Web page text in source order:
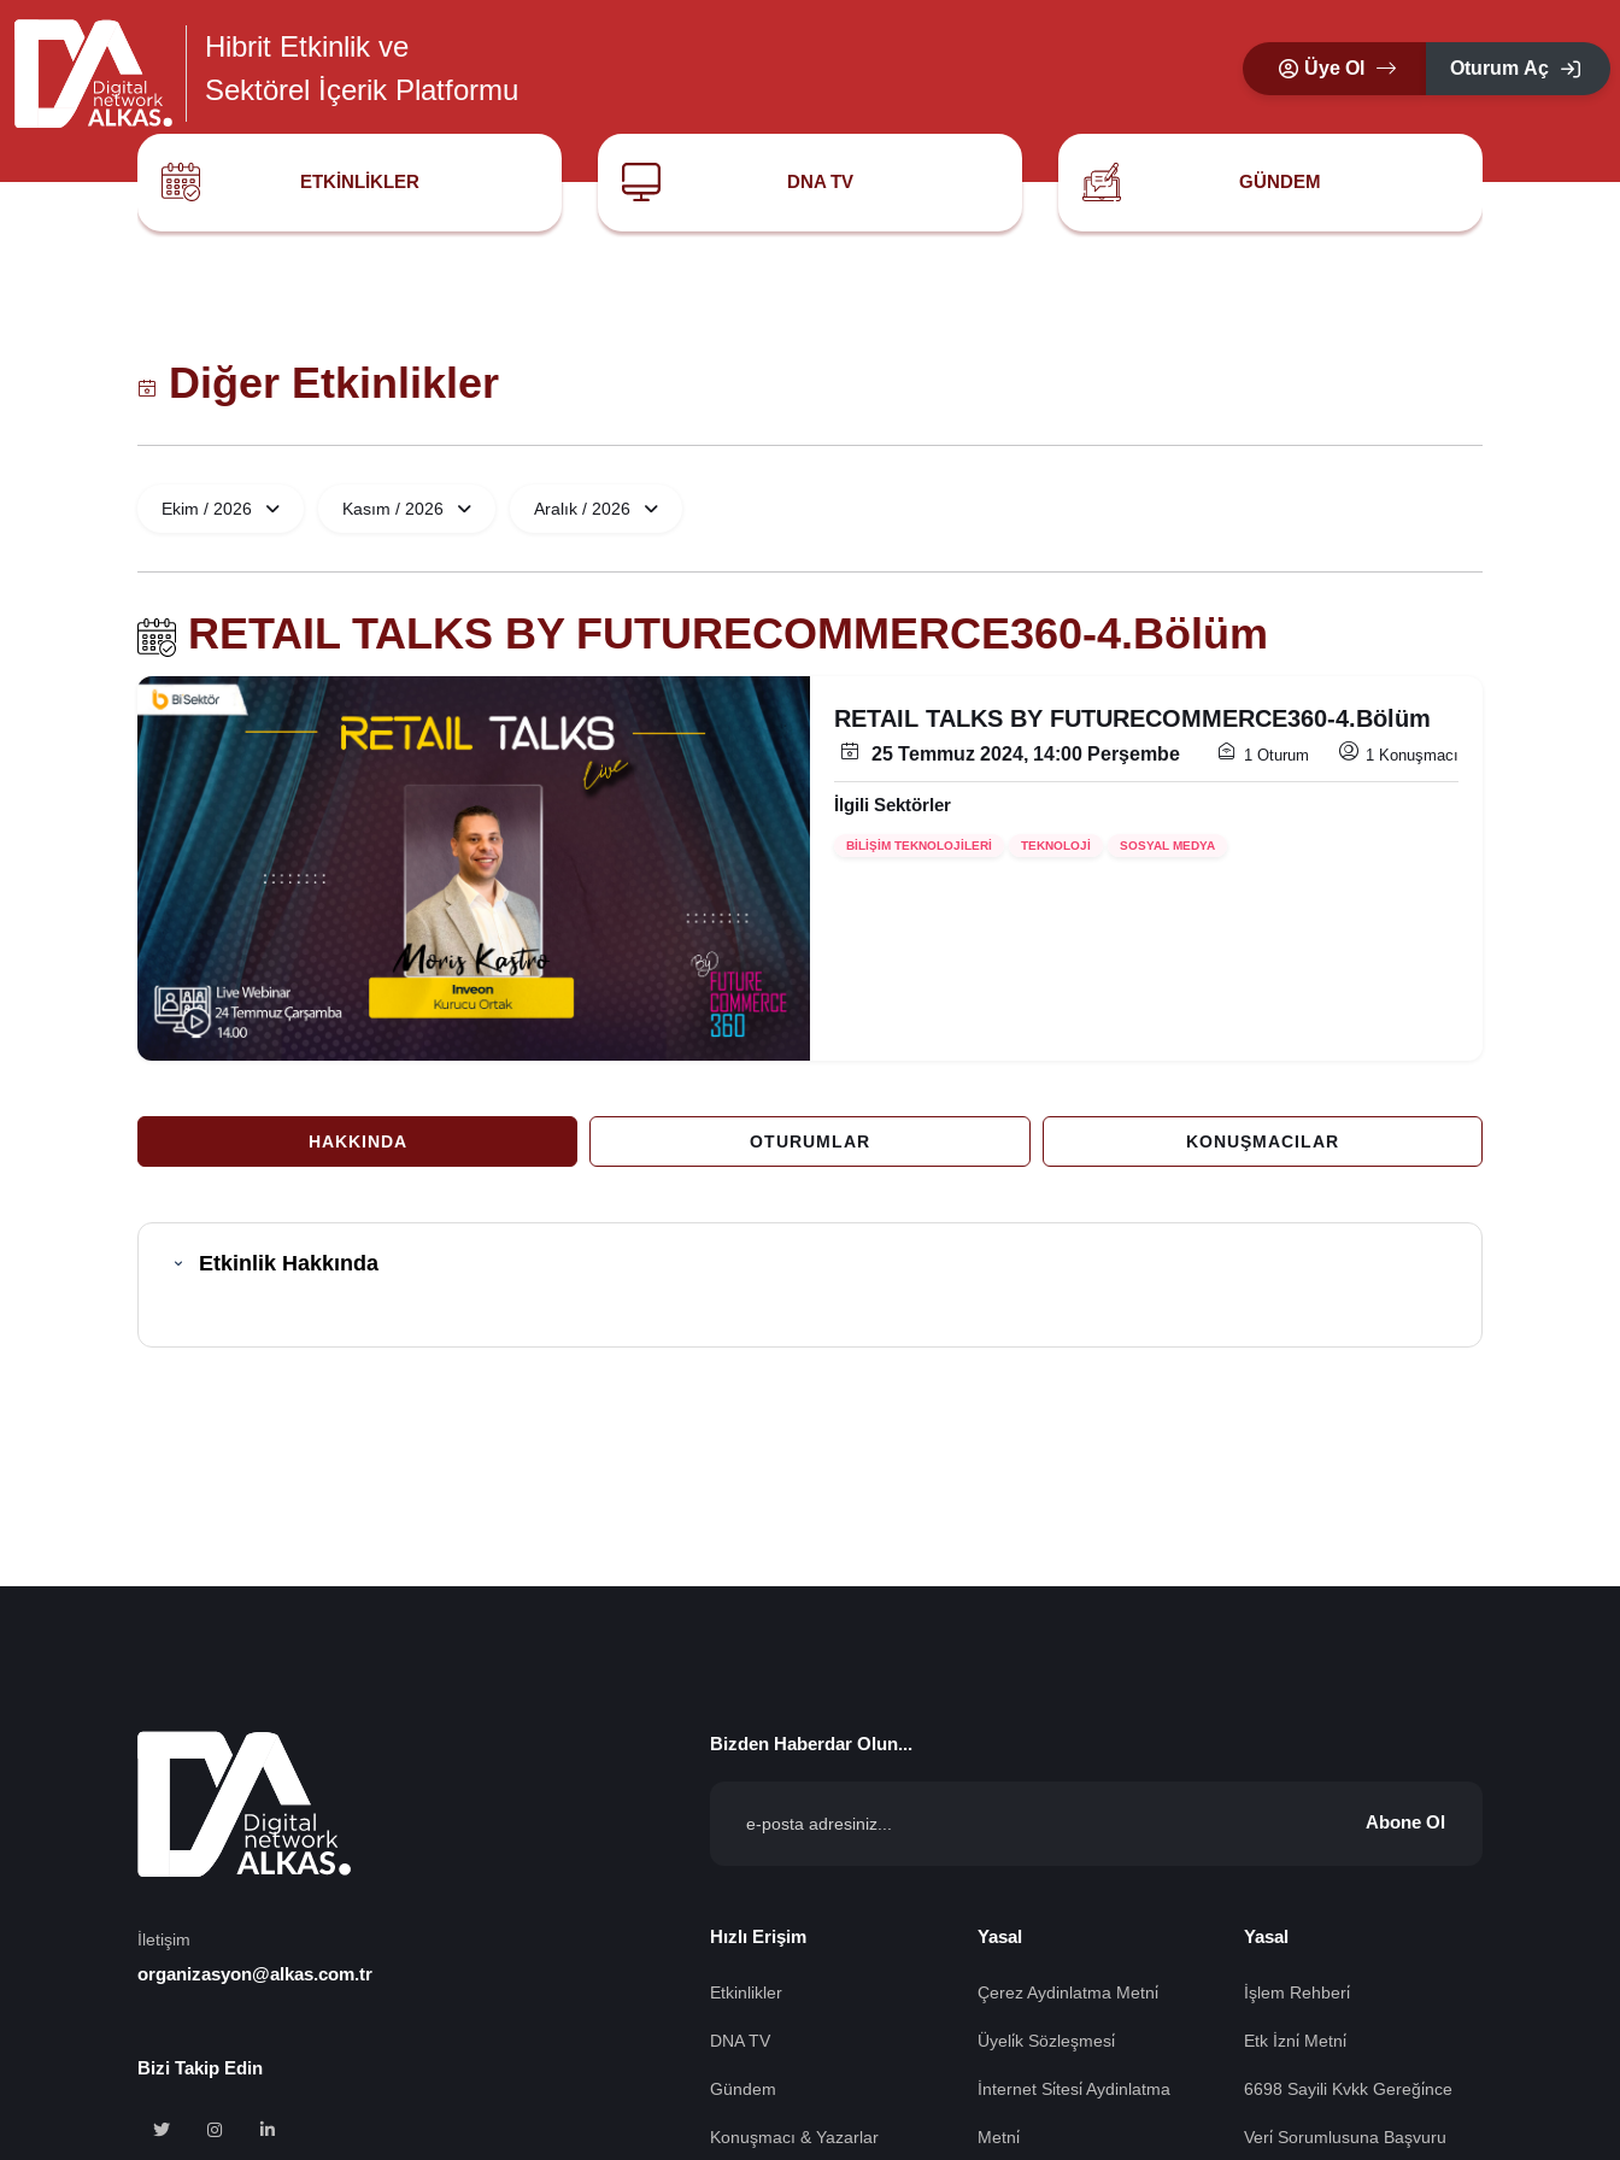
Hibrit Etkinlik ve
Sektörel İçerik Platformu
Üye Ol Oturum Aç
ETKINLIKLER DNA TV GÜNDEM
Diğer Etkinlikler
Ekim / 2026 Kasım / 2026 Aralık / 2026
RETAIL TALKS BY FUTURECOMMERCE360-4.Bölüm
RETAIL TALKS BY FUTURECOMMERCE360-4.Bölüm
25 Temmuz 2024, 14:00 Perşembe 1 Oturum 1 Konuşmacı
İlgili Sektörler
BİLİŞİM TEKNOLOJİLERİ TEKNOLOJİ SOSYAL MEDYA
HAKKINDA OTURUMLAR KONUŞMACILAR
Etkinlik Hakkında
İletişim
organizasyon@alkas.com.tr
Bizi Takip Edin
Bizden Haberdar Olun...
Abone Ol
Hızlı Erişim
Etkinlikler
DNA TV
Gündem
Konuşmacı & Yazarlar
Yasal
Çerez Aydinlatma Metni̇
Üyeli̇k Sözleşmesi̇
İnternet Si̇tesi̇ Aydinlatma
Metni̇
Yasal
İşlem Rehberi̇
Etk İzni̇ Metni̇
6698 Sayili Kvkk Gereği̇nce
Veri̇ Sorumlusuna Başvuru